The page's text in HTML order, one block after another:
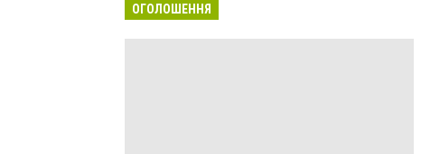
ОГОЛОШЕННЯ